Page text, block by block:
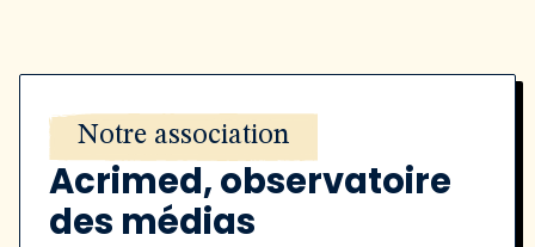
Notre association
Acrimed, observatoire
des médias